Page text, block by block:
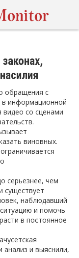
обращения с
в информационной
видео со сценами
виновных.
серьезнее, чем
существует
наблюдавший
и помочь
в постоянное
анализ и выяснили,